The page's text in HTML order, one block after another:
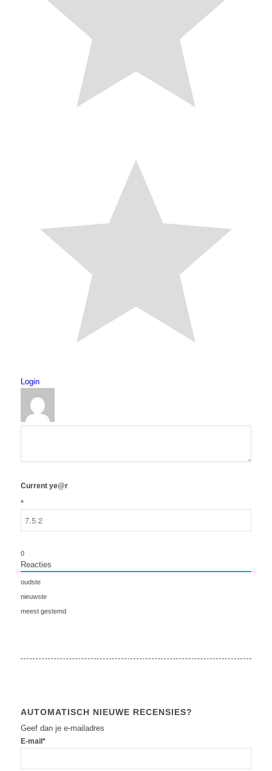
Login
Current ye@r
*
0
Reacties
oudste
nieuwste
meest gestemd
AUTOMATISCH NIEUWE RECENSIES?
Geef dan je e-mailadres
E-mail*